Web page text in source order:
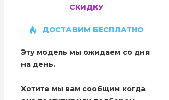
СКИДКУ
ДОСТАВИМ БЕСПЛАТНО
Эту модель мы ожидаем со дня
на день.
Хотите мы вам сообщим когда